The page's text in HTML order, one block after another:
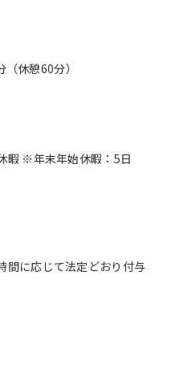
休憩60分）
暇 ※年末年始休暇：5日
に応じて法定どおり付与